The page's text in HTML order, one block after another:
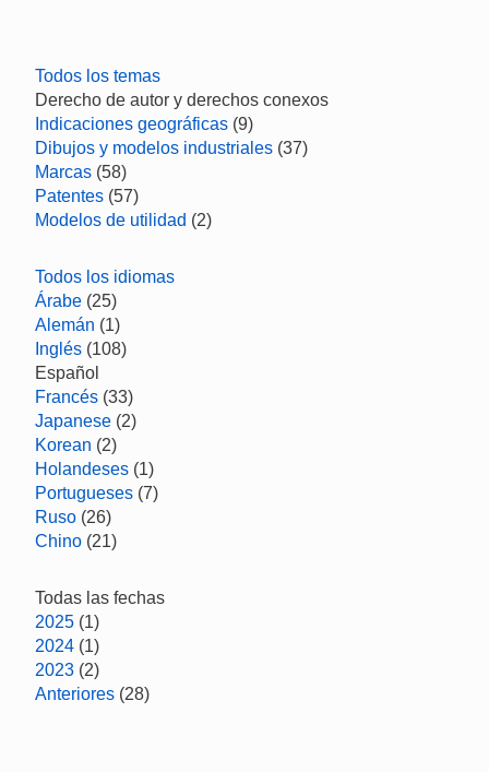
Todos los temas
Derecho de autor y derechos conexos
Indicaciones geográficas (9)
Dibujos y modelos industriales (37)
Marcas (58)
Patentes (57)
Modelos de utilidad (2)
Todos los idiomas
Árabe (25)
Alemán (1)
Inglés (108)
Español
Francés (33)
Japanese (2)
Korean (2)
Holandeses (1)
Portugueses (7)
Ruso (26)
Chino (21)
Todas las fechas
2025 (1)
2024 (1)
2023 (2)
Anteriores (28)